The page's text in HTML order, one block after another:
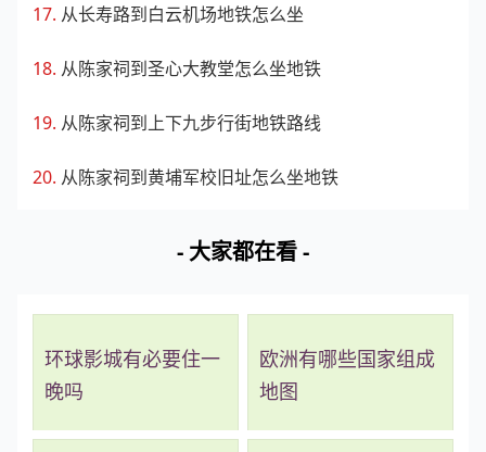
从长寿路到白云机场地铁怎么坐
从陈家祠到圣心大教堂怎么坐地铁
从陈家祠到上下九步行街地铁路线
从陈家祠到黄埔军校旧址怎么坐地铁
- 大家都在看 -
环球影城有必要住一
晚吗
欧洲有哪些国家组成
地图